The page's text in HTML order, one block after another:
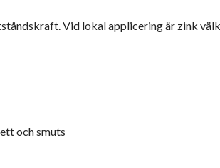
Vid lokal applicering är zink
och smuts